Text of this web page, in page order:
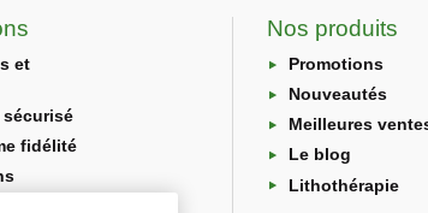
et
sécurisé
fidélité
Nos produits
Promotions
Nouveautés
Meilleures
Le blog
Lithothérapie